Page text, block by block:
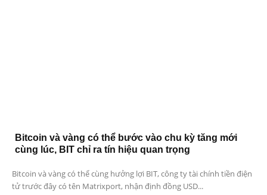
Bitcoin và vàng có thể bước vào chu kỳ tăng mới
cùng lúc, BIT chỉ ra tín hiệu quan trọng
Bitcoin và vàng có thể cùng hưởng lợi BIT, công ty tài chính tiền điện
tử trước đây có tên Matrixport, nhận định đồng USD...